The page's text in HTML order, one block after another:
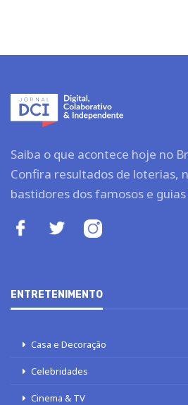
Saiba o que acontece hoje no
Confira resultados de loterias,
bastidores dos famosos e
ENTRETENIMENTO
Casa e Decoração
Celebridades
Cinema & TV